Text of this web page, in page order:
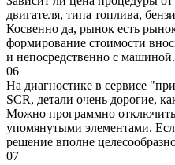
двигателя, типа топлива,
Косвенно да, рынок есть
формирование стоимости
и непосредственно с машиной.
06
На диагностике в сервисе
SCR, детали очень дорогие,
Можно программно
упомянутыми элементами.
решение вполне
07